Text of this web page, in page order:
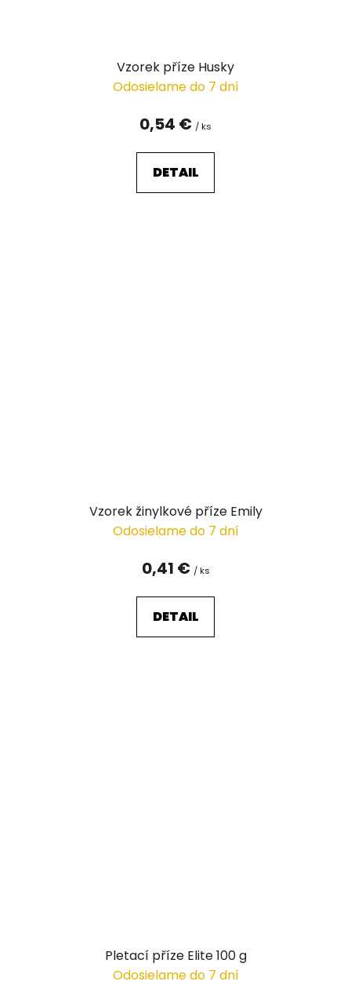
Vzorek příze Husky
Odosielame do 7 dní
0,54 € / ks
DETAIL
Vzorek žinylkové příze Emily
Odosielame do 7 dní
0,41 € / ks
DETAIL
Pletací příze Elite 100 g
Odosielame do 7 dní